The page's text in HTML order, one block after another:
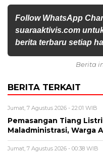
Follow WhatsApp
suaraaktivis.com
berita terbaru setiap
Berita
BERITA TERKAIT
Jumat, 7 Agustus 2026 - 22:01 WIB
Pemasangan Tiang
Maladministrasi, Warga
Jumat, 7 Agustus 2026 - 00:38 WIB